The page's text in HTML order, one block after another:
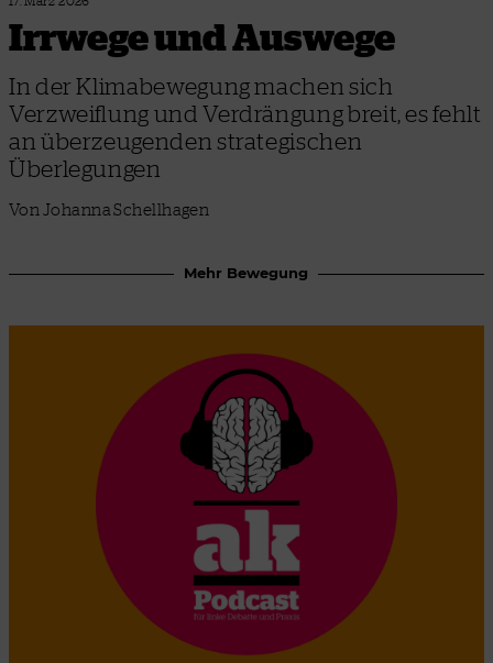
Irrwege und Auswege
In der Klimabewegung machen sich
Verzweiflung und Verdrängung breit, es fehlt
an überzeugenden strategischen
Überlegungen
Von Johanna Schellhagen
Mehr Bewegung